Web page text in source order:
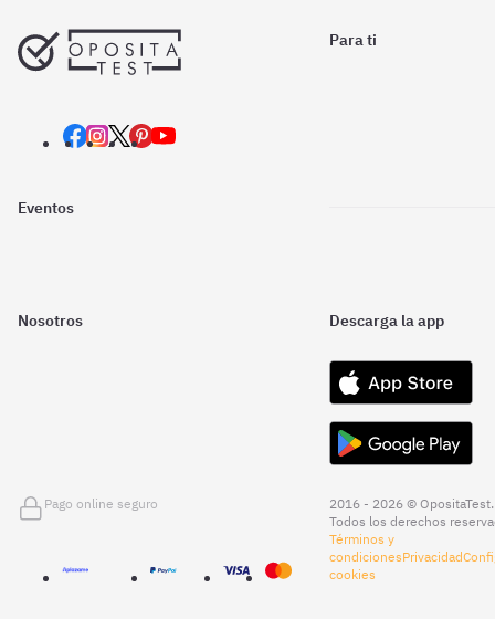
Para ti
Eventos
Nosotros Descarga la app
Pago online seguro
2016 - 2026 © OpositaTest.
Todos los derechos
Términos y
condicionesPrivacidad
cookies